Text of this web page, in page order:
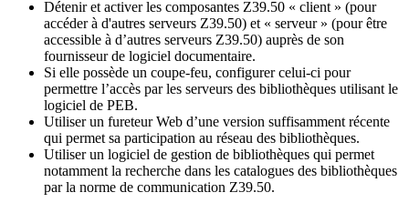
Détenir et activer les composantes Z39.50 « client » (pour
accéder à d'autres serveurs Z39.50) et « serveur » (pour être
accessible à d’autres serveurs Z39.50) auprès de son
fournisseur de logiciel documentaire.
Si elle possède un coupe-feu, configurer celui-ci pour
permettre l’accès par les serveurs des bibliothèques utilisant le
logiciel de PEB.
Utiliser un fureteur Web d’une version suffisamment récente
qui permet sa participation au réseau des bibliothèques.
Utiliser un logiciel de gestion de bibliothèques qui permet
notamment la recherche dans les catalogues des bibliothèques
par la norme de communication Z39.50.